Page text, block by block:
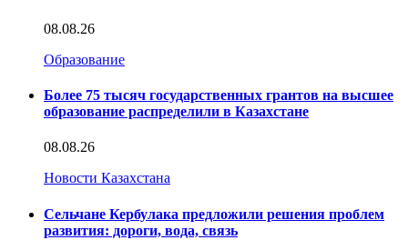
08.08.26
Образование
Более 75 тысяч государственных грантов на высшее
образование распределили в Казахстане
08.08.26
Новости Казахстана
Сельчане Кербулака предложили решения проблем
развития: дороги, вода, связь